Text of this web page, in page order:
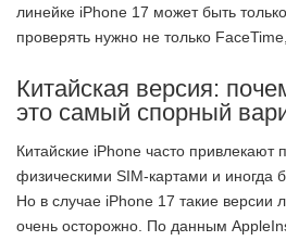
линейке iPhone 17 может быть
проверять нужно не только
Китайская версия:
это самый спорный
Китайские iPhone часто привлекают
физическими SIM-картами и иногда
Но в случае iPhone 17 такие версии
очень осторожно. По данным